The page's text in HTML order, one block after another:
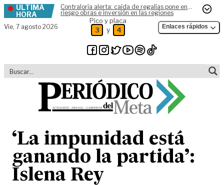
Skip to content
ÚLTIMA
HORA
Contraloría alerta: caída de regalías pone en
riesgo obras e inversión en las regiones
Vie, 7 agosto 2026
Pico y placa
3 y 4 Enlaces rápidos
‘La impunidad está
ganando la partida’:
Islena Rey